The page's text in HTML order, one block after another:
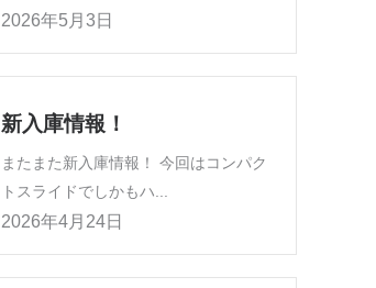
2026年5月3日
新入庫情報！
またまた新入庫情報！ 今回はコンパク
トスライドでしかもハ...
2026年4月24日